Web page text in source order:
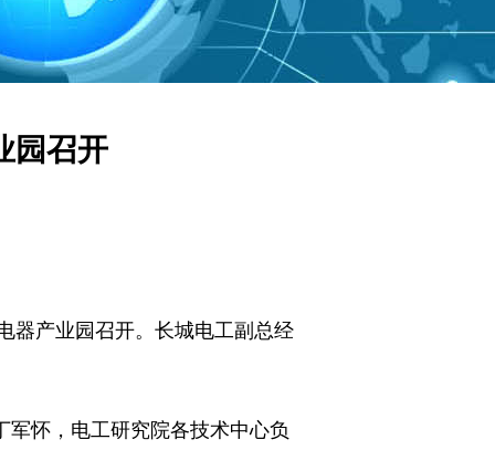
园召开
产业园召开。长城电工副总经
怀，电工研究院各技术中心负